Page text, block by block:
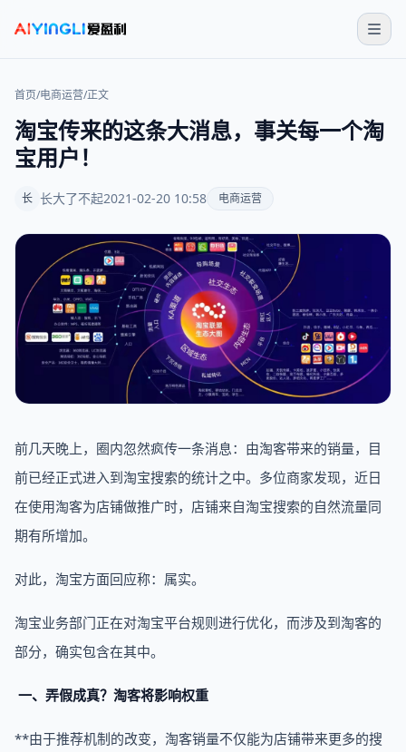
首页/电商运营/正文
淘宝传来的这条大消息，事关每一个淘
宝用户！
长 长大了不起2021-02-20 10:58 电商运营
前几天晚上，圈内忽然疯传一条消息：由淘客带来的销量，目
前已经正式进入到淘宝搜索的统计之中。多位商家发现，近日
在使用淘客为店铺做推广时，店铺来自淘宝搜索的自然流量同
期有所增加。
对此，淘宝方面回应称：属实。
淘宝业务部门正在对淘宝平台规则进行优化，而涉及到淘客的
部分，确实包含在其中。
一、弄假成真？淘客将影响权重
**由于推荐机制的改变，淘客销量不仅能为店铺带来更多的搜